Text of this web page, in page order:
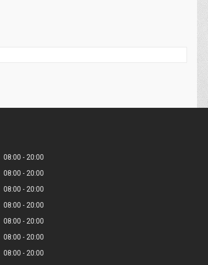
08:00
20:00
08:00
20:00
08:00
20:00
08:00
20:00
08:00
20:00
08:00
20:00
08:00 20:00